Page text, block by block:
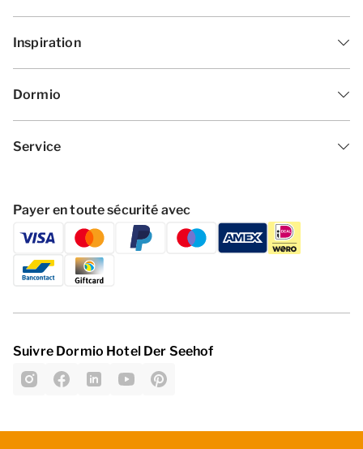
Inspiration
Dormio
Service
Payer en toute sécurité avec
Suivre Dormio Hotel Der Seehof